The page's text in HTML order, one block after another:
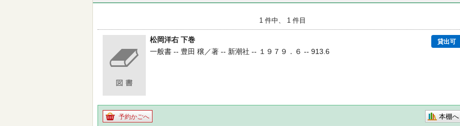
1 件中、 1 件目
松岡洋右 下巻 貸出可
一般書 -- 豊田 穣／著 -- 新潮社 -- １９７９．６ -- 913.6
予約かごへ 本棚へ